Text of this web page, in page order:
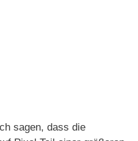
sagen, dass die